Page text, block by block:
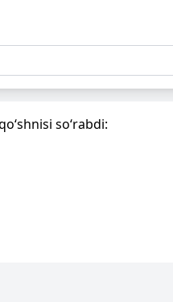
so‘rabdi: